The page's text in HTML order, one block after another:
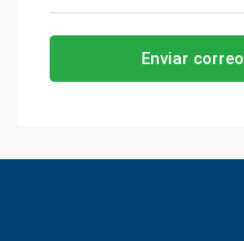
Enviar